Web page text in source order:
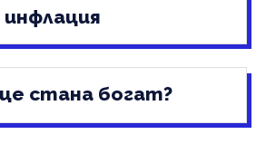
инфлация
стана богат?